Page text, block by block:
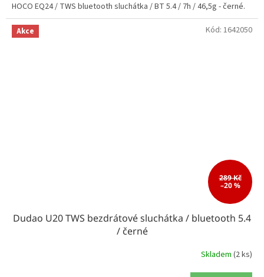
HOCO EQ24 / TWS bluetooth sluchátka / BT 5.4 / 7h / 46,5g - černé.
Akce
289 Kč
–20 %
Dudao U20 TWS bezdrátové sluchátka / bluetooth 5.4
/ černé
Skladem (2 ks)
Kód: 1642050